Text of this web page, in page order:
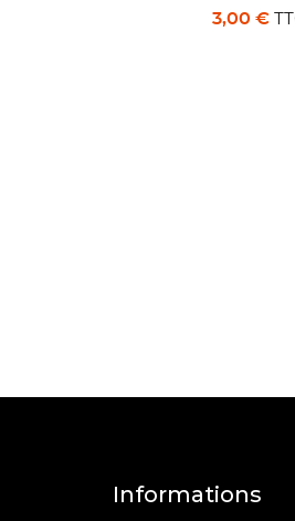
Snoopy.
Informations